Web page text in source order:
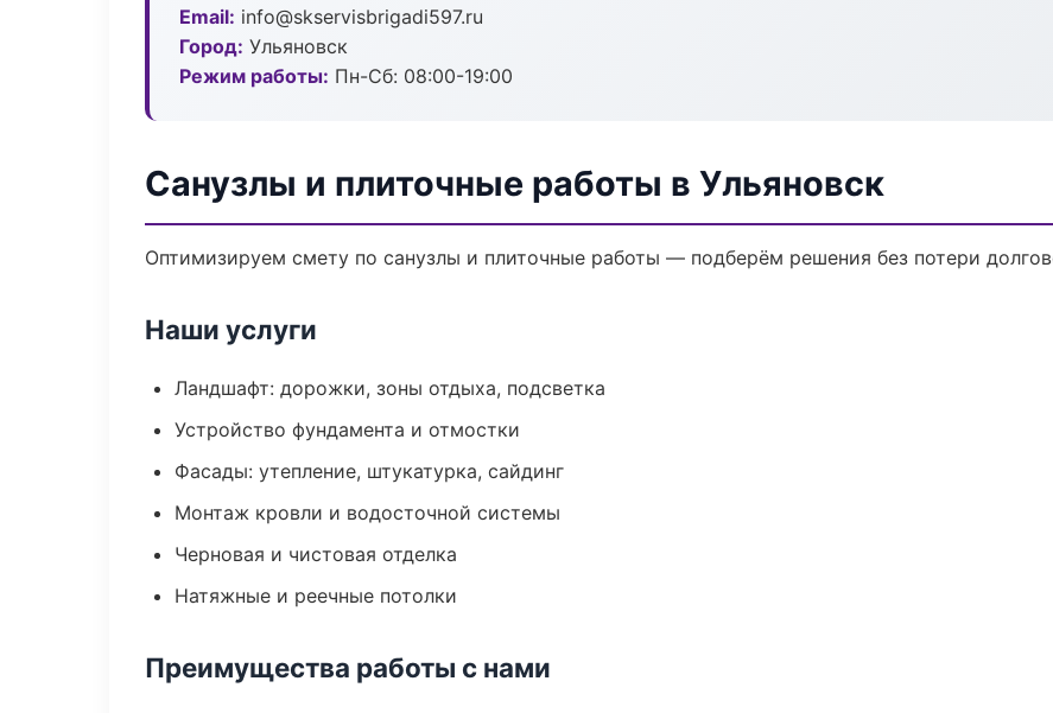
Email: info@skservisbrigadi597.ru
Город: Ульяновск
Режим работы: Пн-Сб: 08:00-19:00
Санузлы и плиточные работы в Ульяновск
Оптимизируем смету по санузлы и плиточные работы — подберём решения без потери
Наши услуги
Ландшафт: дорожки, зоны отдыха, подсветка
Устройство фундамента и отмостки
Фасады: утепление, штукатурка, сайдинг
Монтаж кровли и водосточной системы
Черновая и чистовая отделка
Натяжные и реечные потолки
Преимущества работы с нами